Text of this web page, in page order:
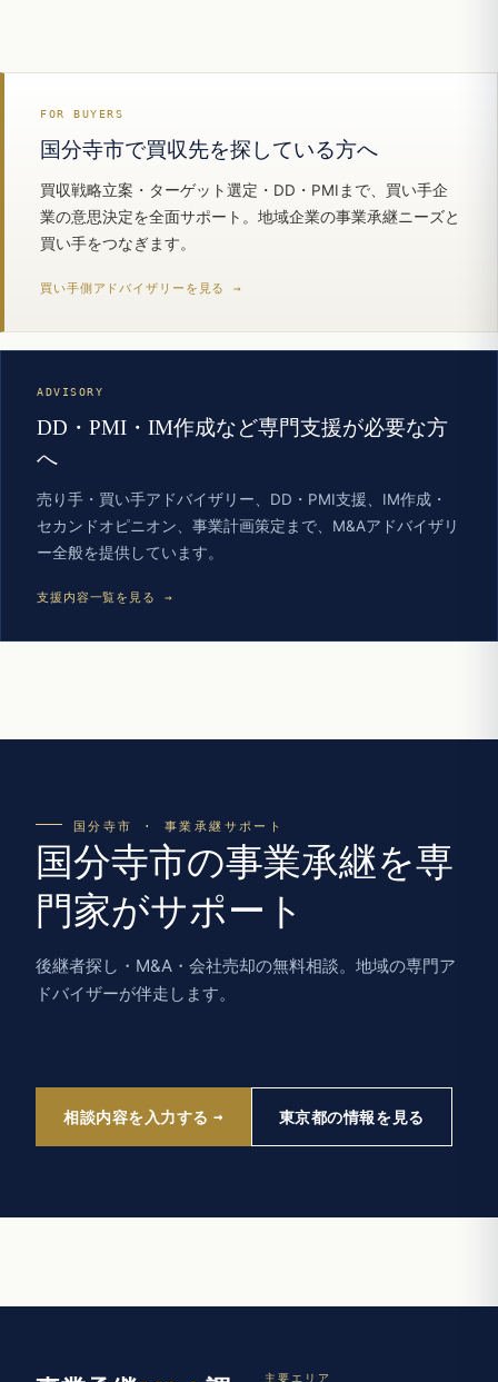
FOR BUYERS
国分寺市で買収先を探している方へ
買収戦略立案・ターゲット選定・DD・PMIまで、買い手企
業の意思決定を全面サポート。地域企業の事業承継ニーズと
買い手をつなぎます。
買い手側アドバイザリーを見る →
ADVISORY
DD・PMI・IM作成など専門支援が必要な方
へ
売り手・買い手アドバイザリー、DD・PMI支援、IM作成・
セカンドオピニオン、事業計画策定まで、M&Aアドバイザリ
ー全般を提供しています。
支援内容一覧を見る →
国分寺市 · 事業承継サポート
国分寺市の事業承継を専
門家がサポート
後継者探し・M&A・会社売却の無料相談。地域の専門ア
ドバイザーが伴走します。
相談内容を入力する 東京都の情報を見る
主要エリア